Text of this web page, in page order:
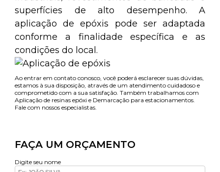
superfícies de alto desempenho. A
aplicação de epóxis pode ser adaptada
conforme a finalidade específica e as
condições do local.
Ao entrar em contato conosco, você poderá esclarecer suas dúvidas,
estamos à sua disposição, através de um atendimento cuidadoso e
comprometido com a sua satisfação. Também trabalhamos com
Aplicação de resinas epóxi e Demarcação para estacionamentos.
Fale com nossos especialistas.
FAÇA UM ORÇAMENTO
Digite seu nome